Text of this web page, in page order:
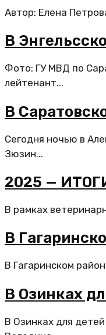
Автор: Елена
В
Фото: ГУ МВД по
лейтенант...
В
Сегодня ночью в
Зюзин...
2025 —
В рамках
В
В Гагаринском
В Озинках
В Озинках для